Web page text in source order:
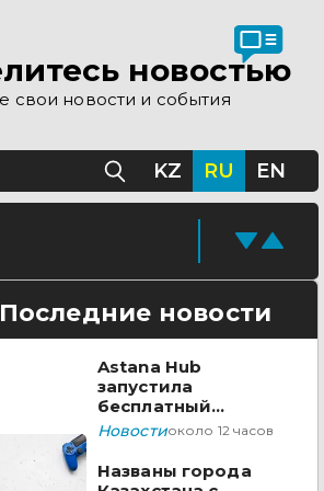
новостью
свои новости и события
KZ RU EN
Последние новости
Astana Hub
запустила
бесплатный
акселератор для
видеоигр
Новостиоколо 12 часов
Названы города